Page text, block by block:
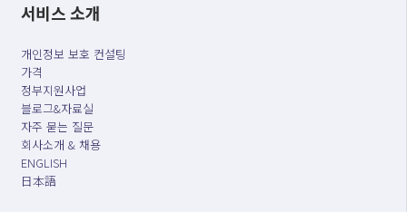
서비스 소개
개인정보 보호 컨설팅
가격
정부지원사업
블로그&자료실
자주 묻는 질문
회사소개 & 채용
ENGLISH
日本語